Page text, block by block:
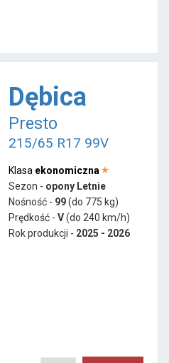
Dębica
Presto
215/65 R17 99V
Klasa ekonomiczna
Sezon - opony Letnie
Nośność - 99(do 775 kg)
Prędkość - V(do 240 km/h)
Rok produkcji - 2025 - 2026